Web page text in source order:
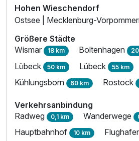
Hohen Wieschendorf
Ostsee | Mecklenburg-
Größere Städte
Wismar 18 km Boltenhagen
Lübeck 50 km Lübeck 55 km
Kühlungsborn 60 km Rostock
Verkehrsanbindung
Radweg 0,1 km Wanderwege
Hauptbahnhof 10 km